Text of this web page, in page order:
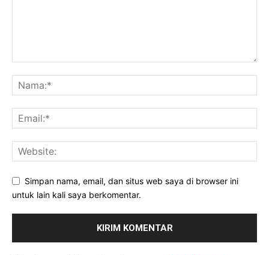
Simpan nama, email, dan situs web saya di browser ini
untuk lain kali saya berkomentar.